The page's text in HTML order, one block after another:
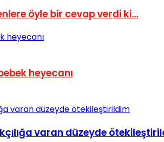
öyle bir cevap verdi ki…
heyecanı
varan düzeyde